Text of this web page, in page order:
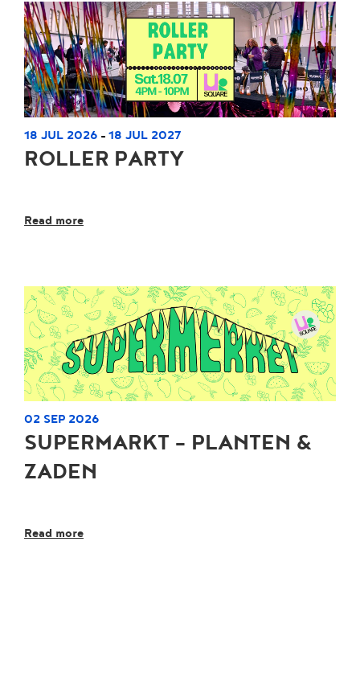
18 JUL 2026 - 18 JUL 2027
ROLLER PARTY
Read more
02 SEP 2026
SUPERMARKT - PLANTEN &
ZADEN
Read more